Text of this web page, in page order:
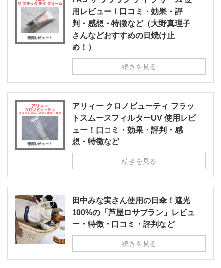
用レビュー！口コミ・効果・評
判・感想・特徴など（大野真理子
さんなどおすすめの日焼け止
め！）
続きを見る
アリィー クロノビューティ フラッ
トスムースフィルターUV 使用レビ
ュー！口コミ・効果・評判・感
想・特徴など
続きを見る
田中みな実さん使用の日傘！遮光
100%の「芦屋ロサブラン」レビュ
ー・特徴・口コミ・評判など
続きを見る